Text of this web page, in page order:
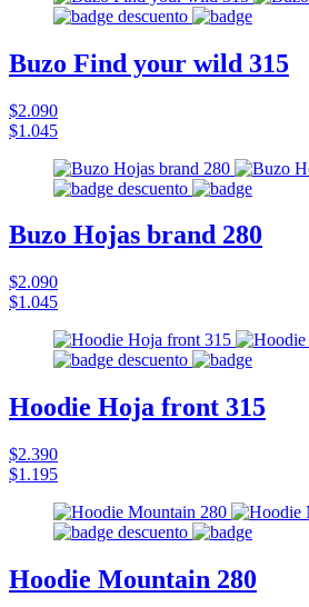
Buzo Find your wild 315
$2.090
$1.045
Buzo Hojas brand 280
$2.090
$1.045
Hoodie Hoja front 315
$2.390
$1.195
Hoodie Mountain 280